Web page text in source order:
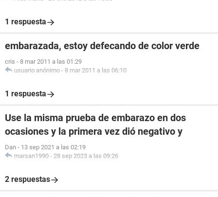
1 respuesta
embarazada, estoy defecando de color verde
cris - 8 mar 2011 a las 01:29
usuario anónimo - 8 mar 2011 a las 06:10
1 respuesta
Use la misma prueba de embarazo en dos
ocasiones y la primera vez dió negativo y
Dan - 13 sep 2021 a las 02:19
marsan1990 - 28 sep 2023 a las 09:26
2 respuestas